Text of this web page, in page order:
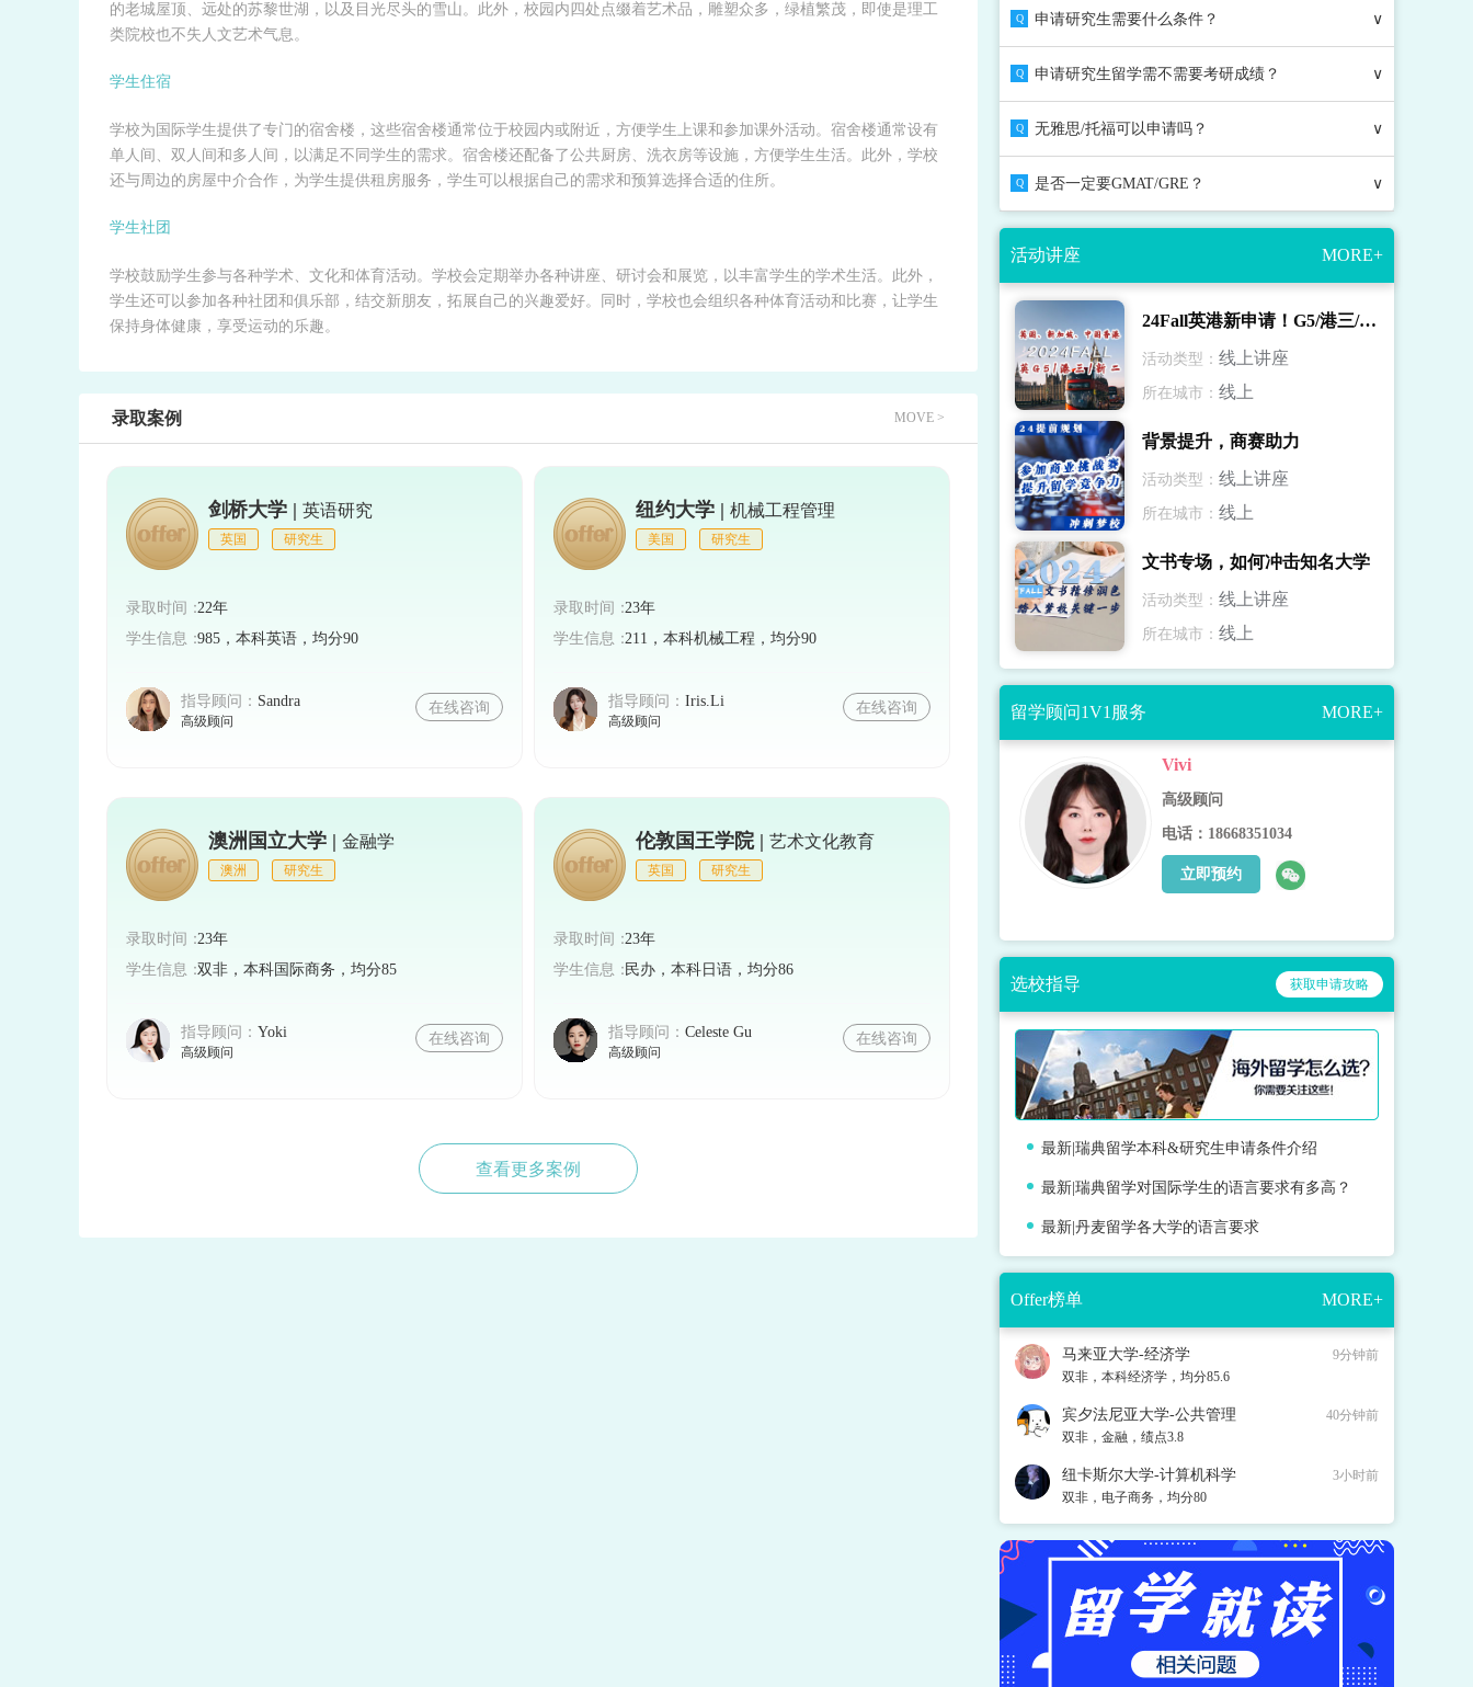
的老城屋顶、远处的苏黎世湖，以及目光尽头的雪山。此外，校园内四处点缀着艺术品，雕塑众多，绿植繁茂，即使是理工
类院校也不失人文艺术气息。
学生住宿
学校为国际学生提供了专门的宿舍楼，这些宿舍楼通常位于校园内或附近，方便学生上课和参加课外活动。宿舍楼通常设有
单人间、双人间和多人间，以满足不同学生的需求。宿舍楼还配备了公共厨房、洗衣房等设施，方便学生生活。此外，学校
还与周边的房屋中介合作，为学生提供租房服务，学生可以根据自己的需求和预算选择合适的住所。
学生社团
学校鼓励学生参与各种学术、文化和体育活动。学校会定期举办各种讲座、研讨会和展览，以丰富学生的学术生活。此外，
学生还可以参加各种社团和俱乐部，结交新朋友，拓展自己的兴趣爱好。同时，学校也会组织各种体育活动和比赛，让学生
保持身体健康，享受运动的乐趣。
录取案例 MOVE >
剑桥大学 | 英语研究
英国 研究生
录取时间：22年
学生信息：985，本科英语，均分90
指导顾问： Sandra
高级顾问
在线咨询
纽约大学 | 机械工程管理
美国 研究生
录取时间：23年
学生信息：211，本科机械工程，均分90
指导顾问： Iris.Li
高级顾问
在线咨询
澳洲国立大学 | 金融学
澳洲 研究生
录取时间：23年
学生信息：双非，本科国际商务，均分85
指导顾问： Yoki
高级顾问
在线咨询
伦敦国王学院 | 艺术文化教育
英国 研究生
录取时间：23年
学生信息：民办，本科日语，均分86
指导顾问： Celeste Gu
高级顾问
在线咨询
查看更多案例
Q 申请研究生需要什么条件？ ∨
Q 申请研究生留学需不需要考研成绩？ ∨
Q 无雅思/托福可以申请吗？ ∨
Q 是否一定要GMAT/GRE？ ∨
活动讲座 MORE+
24Fall英港新申请！G5/港三/新二录取解读
活动类型： 线上讲座
所在城市： 线上
背景提升，商赛助力
活动类型： 线上讲座
所在城市： 线上
文书专场，如何冲击知名大学
活动类型： 线上讲座
所在城市： 线上
留学顾问1V1服务 MORE+
Vivi
高级顾问
电话：18668351034
立即预约
选校指导 获取申请攻略
最新|瑞典留学本科&研究生申请条件介绍
最新|瑞典留学对国际学生的语言要求有多高？
最新|丹麦留学各大学的语言要求
Offer榜单 MORE+
马来亚大学-经济学
双非，本科经济学，均分85.6
9分钟前
宾夕法尼亚大学-公共管理
双非，金融，绩点3.8
40分钟前
纽卡斯尔大学-计算机科学
双非，电子商务，均分80
3小时前